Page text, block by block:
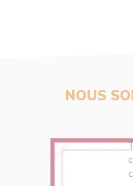
NOUS